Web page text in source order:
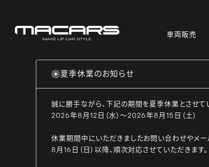
車両販売
夏季休業のお知らせ
誠に勝手ながら、下記の期間を夏季休業とさせて
2026年8月12日（水）～2026年8月15日（土）
休業期間中にいただきましたお問い合わせやメー
8月16日（日）以降、順次対応させていただきます。